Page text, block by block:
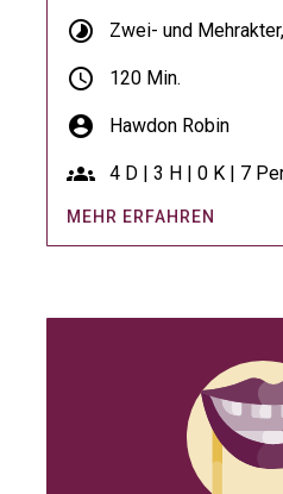
timelapse Zwei- und
schedule 120 Min.
account_circle Hawdon Robin
groups 4 D | 3 H | 0 K | 7
MEHR ERFAHREN